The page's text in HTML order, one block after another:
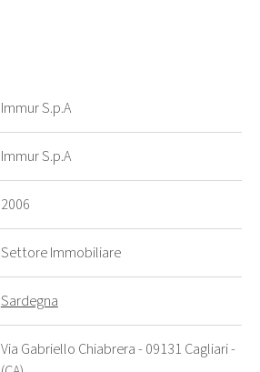
Immur S.p.A
Immur S.p.A
2006
Settore Immobiliare
Sardegna
Via Gabriello Chiabrera - 09131 Cagliari -